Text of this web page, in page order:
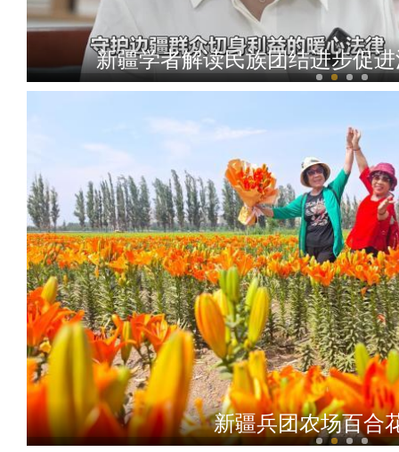
新疆学者解读民族团结进步促
棉花自清白，谎言终
新疆兵团农场百合